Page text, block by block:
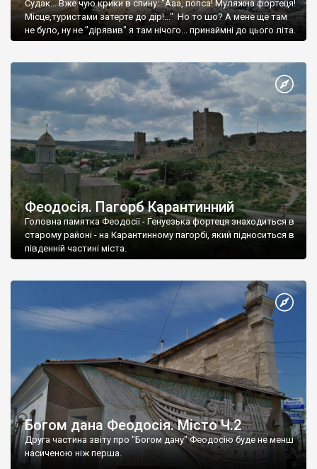
Судак... Вже чую крики в спину: "Ааа, попса! Муляжна фортеця!
Місце,туристами затерте до дір!..." Но то шо? А мене ще там
не було, ну не "дірявив" я там нічого... принаймні до цього літа.
Феодосія. Пагорб Карантинний
Головна памятка Феодосії - Генуезька фортеця знаходиться в
старому районі - на Карантинному пагорбі, який підноситься в
південній частині міста.
Богом дана Феодосія. Місто Ч.2
Друга частина звіту про "Богом дану" Феодосію буде не менш
насиченою ніж перша.